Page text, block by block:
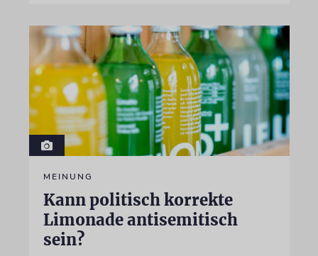
MEINUNG
Kann politisch korrekte
Limonade antisemitisch
sein?